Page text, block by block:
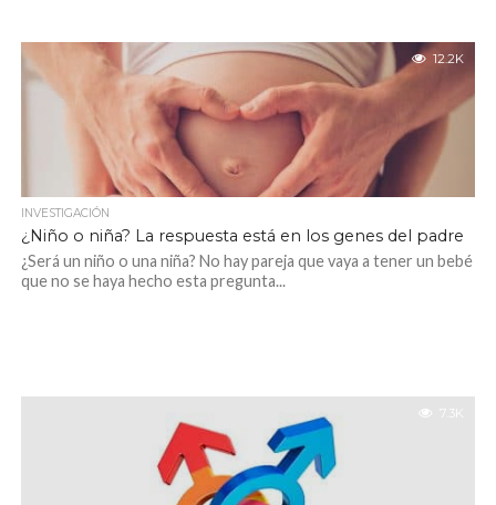
12.2K
INVESTIGACIÓN
¿Niño o niña? La respuesta está en los genes del padre
¿Será un niño o una niña? No hay pareja que vaya a tener un bebé
que no se haya hecho esta pregunta...
7.3K